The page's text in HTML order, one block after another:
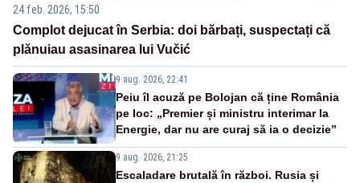
24 feb. 2026, 15:50
Complot dejucat în Serbia: doi bărbați, suspectați că
plănuiau asasinarea lui Vučić
9 aug. 2026, 22:41
Peiu îl acuză pe Bolojan că ține România
pe loc: „Premier și ministru interimar la
Energie, dar nu are curaj să ia o decizie”
9 aug. 2026, 21:25
Escaladare brutală în război. Rusia și